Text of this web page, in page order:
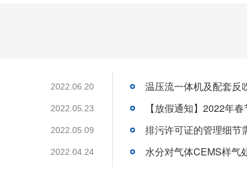
2022.06.20
2022.05.23
2022.05.09
2022.04.24
温压流一体机及配套反
【放假通知】2022年
排污许可证的管理细节
水分对气体CEMS样气